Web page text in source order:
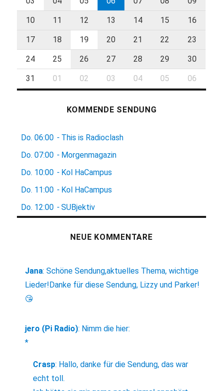
10 11 12 13 14 15 16
17 18 19 20 21 22 23
24 25 26 27 28 29 30
31 01 02 03 04 05 06
KOMMENDE SENDUNG
Do. 06:00 - This is Radioclash
Do. 07:00 - Morgenmagazin
Do. 10:00 - Kol HaCampus
Do. 11:00 - Kol HaCampus
Do. 12:00 - SUBjektiv
NEUE KOMMENTARE
Jana:Schöne Sendung,aktuelles Thema, wichtige
Lieder!Danke für diese Sendung, Lizzy und Parker!
😘
jero (Pi Radio): Nimm die hier:
*
Crasp: Hallo, danke für die Sendung, das war
echt toll.